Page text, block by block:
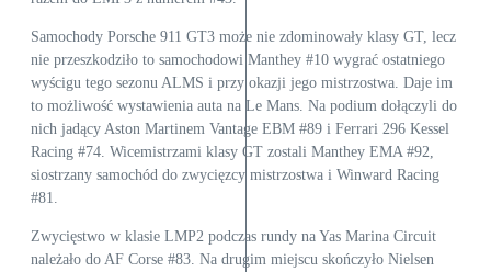
Samochody Porsche 911 GT3 może nie zdominowały klasy GT, lecz
nie przeszkodziło to samochodowi Manthey #10 wygrać ostatniego
wyścigu tego sezonu ALMS i przy okazji jego mistrzostwa. Daje im
to możliwość wystawienia auta na Le Mans. Na podium dołączyli do
nich jadący Aston Martinem Vantage EBM #89 i Ferrari 296 Kessel
Racing #74. Wicemistrzami klasy GT zostali Manthey EMA #92,
siostrzany samochód do zwycięzcy mistrzostwa i Winward Racing
#81.
Zwycięstwo w klasie LMP2 podczas rundy na Yas Marina Circuit
należało do AF Corse #83. Na drugim miejscu skończyło Nielsen